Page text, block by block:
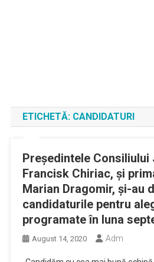
ETICHETĂ: CANDIDATURI
Preşedintele Consiliului
Francisk Chiriac, şi
Marian Dragomir, şi-au
candidaturile pentru
programate în luna
August 14, 2020 Adm